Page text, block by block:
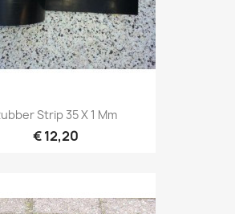
Strip 35 X 1 Mm
€ 12,20